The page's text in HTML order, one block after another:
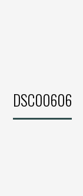
DSC00606